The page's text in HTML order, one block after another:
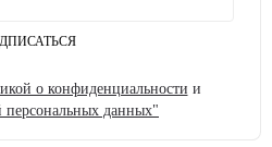
о конфиденциальности и
персональных данных"